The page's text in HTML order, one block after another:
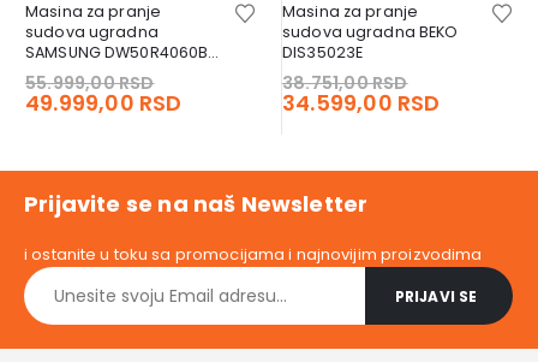
RSD.
Masina za pranje
sudova ugradna
SAMSUNG DW50R4060BB
EO
55.999,00RSD
price
49.999,00 RSD
49.999,00 RSD.
Masina za pranje
sudova ugradna BEKO
DIS35023E
38.751,00RSD
price
34.599,00 RSD
Prijavite se na naš Newsletter
i ostanite u toku sa promocijama i najnovijim proizvodima